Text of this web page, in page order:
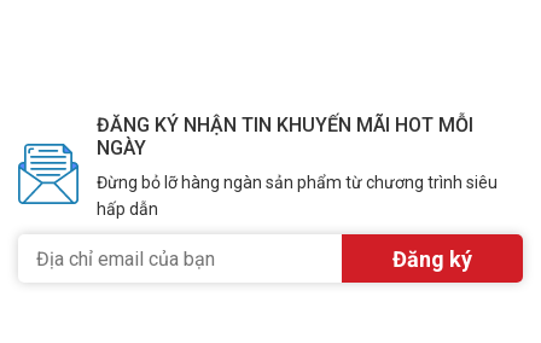
ĐĂNG KÝ NHẬN TIN KHUYẾN MÃI HOT MỖI
NGÀY
Đừng bỏ lỡ hàng ngàn sản phẩm từ chương trình siêu
hấp dẫn